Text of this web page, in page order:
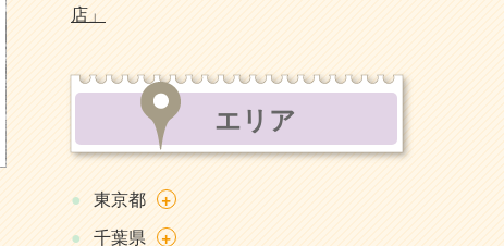
店」
エリア
東京都
+
千葉県
+